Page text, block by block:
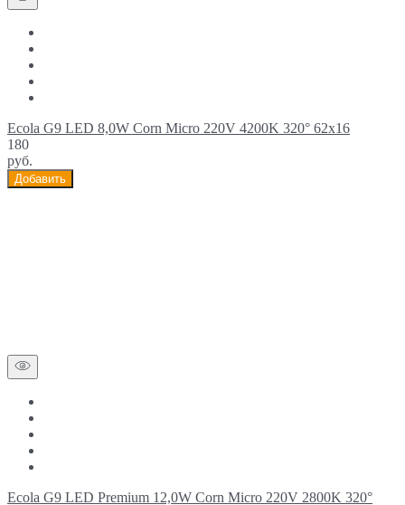
Ecola G9 LED 8,0W Corn Micro 220V 4200K 320° 62x16
180
руб.
Добавить
Ecola G9 LED Premium 12,0W Corn Micro 220V 2800K 320°